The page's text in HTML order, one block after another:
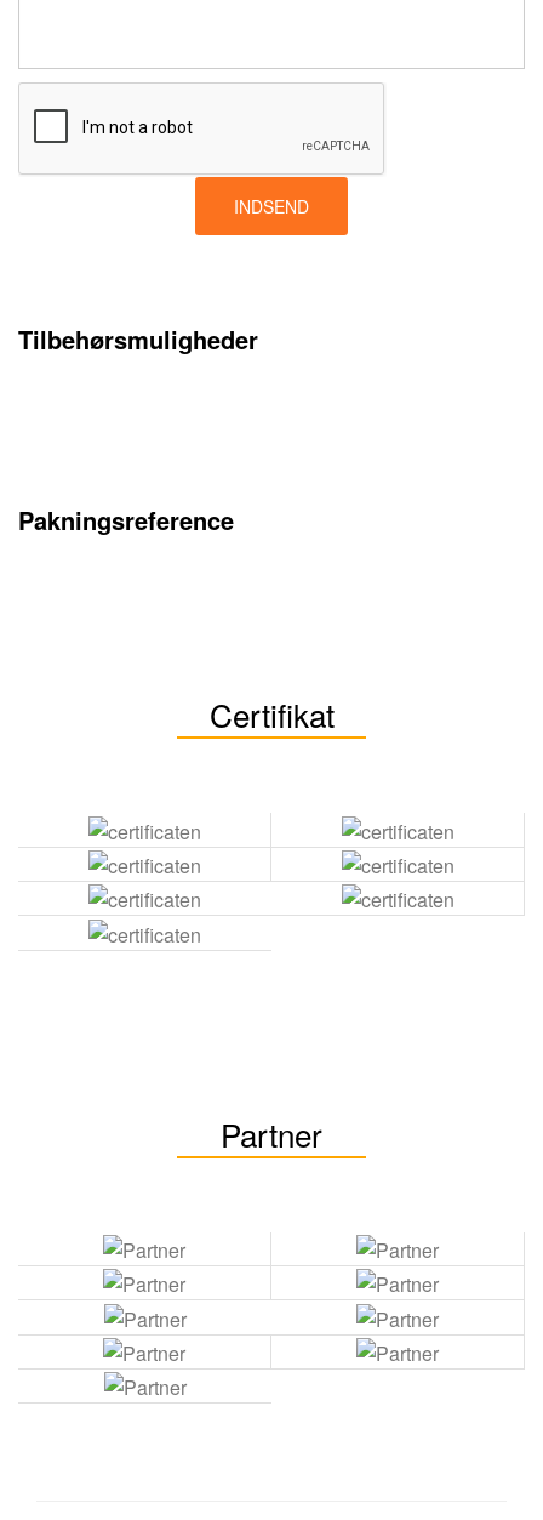
INDSEND
Tilbehørsmuligheder
Pakningsreference
Certifikat
Partner